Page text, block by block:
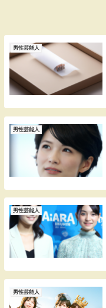
男性芸能人
男性芸能人
男性芸能人
男性芸能人